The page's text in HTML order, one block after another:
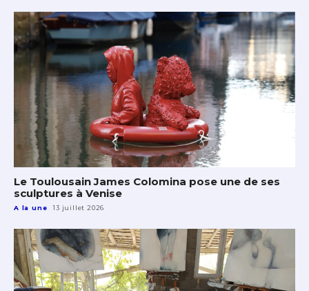
Le Toulousain James Colomina pose une de ses
sculptures à Venise
A la une 13 juillet 2026